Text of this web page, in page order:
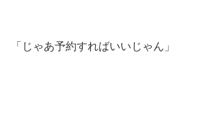
「じゃあ予約すればいいじゃん」